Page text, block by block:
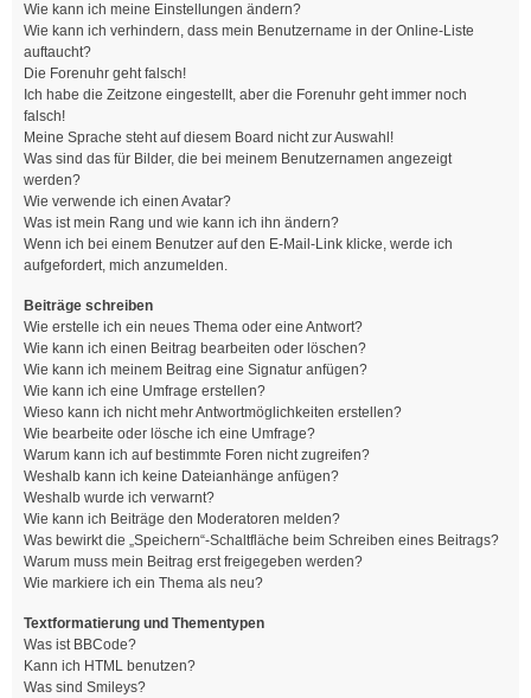
Wie kann ich meine Einstellungen ändern?
Wie kann ich verhindern, dass mein Benutzername in der Online-Liste
auftaucht?
Die Forenuhr geht falsch!
Ich habe die Zeitzone eingestellt, aber die Forenuhr geht immer noch
falsch!
Meine Sprache steht auf diesem Board nicht zur Auswahl!
Was sind das für Bilder, die bei meinem Benutzernamen angezeigt
werden?
Wie verwende ich einen Avatar?
Was ist mein Rang und wie kann ich ihn ändern?
Wenn ich bei einem Benutzer auf den E-Mail-Link klicke, werde ich
aufgefordert, mich anzumelden.
Beiträge schreiben
Wie erstelle ich ein neues Thema oder eine Antwort?
Wie kann ich einen Beitrag bearbeiten oder löschen?
Wie kann ich meinem Beitrag eine Signatur anfügen?
Wie kann ich eine Umfrage erstellen?
Wieso kann ich nicht mehr Antwortmöglichkeiten erstellen?
Wie bearbeite oder lösche ich eine Umfrage?
Warum kann ich auf bestimmte Foren nicht zugreifen?
Weshalb kann ich keine Dateianhänge anfügen?
Weshalb wurde ich verwarnt?
Wie kann ich Beiträge den Moderatoren melden?
Was bewirkt die „Speichern“-Schaltfläche beim Schreiben eines Beitrags?
Warum muss mein Beitrag erst freigegeben werden?
Wie markiere ich ein Thema als neu?
Textformatierung und Thementypen
Was ist BBCode?
Kann ich HTML benutzen?
Was sind Smileys?